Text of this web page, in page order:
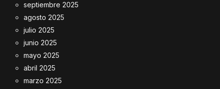
septiembre 2025
agosto 2025
julio 2025
junio 2025
mayo 2025
abril 2025
marzo 2025